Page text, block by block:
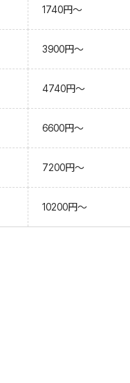
1740円～
3900円～
4740円～
6600円～
7200円～
10200円～